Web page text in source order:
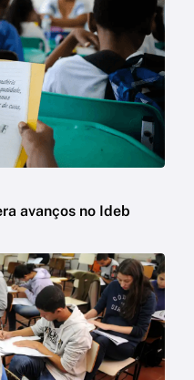
avanços no Ideb